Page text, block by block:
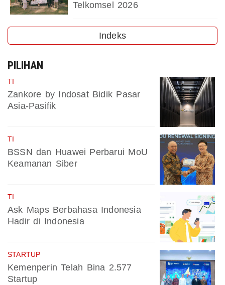
Telkomsel 2026
Indeks
PILIHAN
TI
Zankore by Indosat Bidik Pasar
Asia-Pasifik
TI
BSSN dan Huawei Perbarui MoU
Keamanan Siber
TI
Ask Maps Berbahasa Indonesia
Hadir di Indonesia
STARTUP
Kemenperin Telah Bina 2.577
Startup